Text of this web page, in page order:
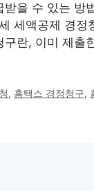
을 수 있는 방
세액공제 경정
구란, 이미 제출
, 홈택스 경정청구,